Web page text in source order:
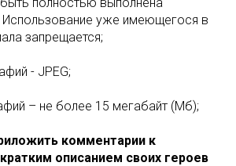
Использование уже имеющегося в
запрещается;
- JPEG;
– не более 15 мегабайт (Мб);
комментарии к
описанием своих героев